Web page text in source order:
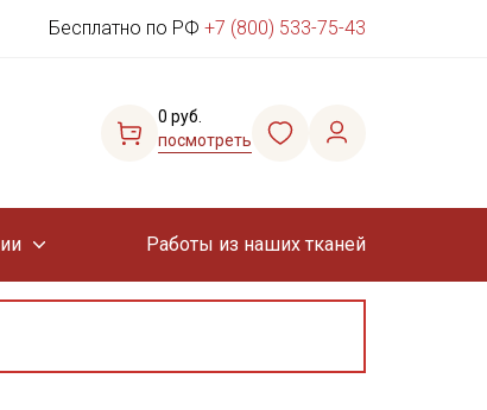
Бесплатно по РФ +7 (800) 533-75-43
0 руб.
посмотреть
Работы из наших тканей